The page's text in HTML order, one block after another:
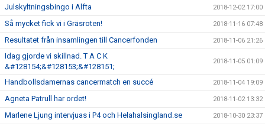
Julskyltningsbingo i Alfta 2018-12-02 17:00
Så mycket fick vi i Gräsroten! 2018-11-16 07:48
Resultatet från insamlingen till Cancerfonden 2018-11-06 21:26
Idag gjorde vi skillnad. T A C K
&#128154;&#128153;&#128151;
2018-11-05 01:09
Handbollsdamernas cancermatch en succé 2018-11-04 19:09
Agneta Patrull har ordet! 2018-11-02 13:32
Marlene Ljung intervjuas i P4 och Helahalsingland.se 2018-10-30 23:37